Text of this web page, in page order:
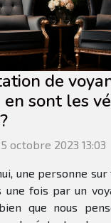
de
sont les
octobre 2023 13:03
une personne
une fois par un
que nous